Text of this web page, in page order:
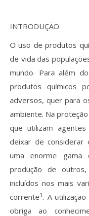
INTRODUÇÃO
O uso de produtos
de vida das
mundo. Para além
produtos químicos
adversos, quer para
ambiente. Na
que utilizam
deixar de considerar
uma enorme
produção de
incluídos nos mais
corrente1. A
obriga ao